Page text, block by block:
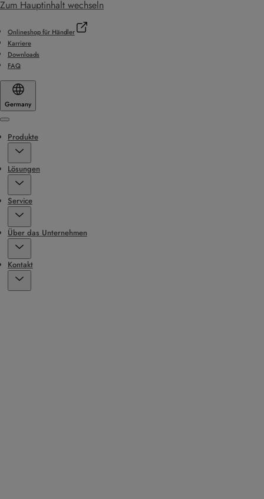
Zum Hauptinhalt wechseln
Onlineshop für Händler
Karriere
Downloads
FAQ
Germany
Menu
Produkte
Lösungen
Service
Über das Unternehmen
Kontakt